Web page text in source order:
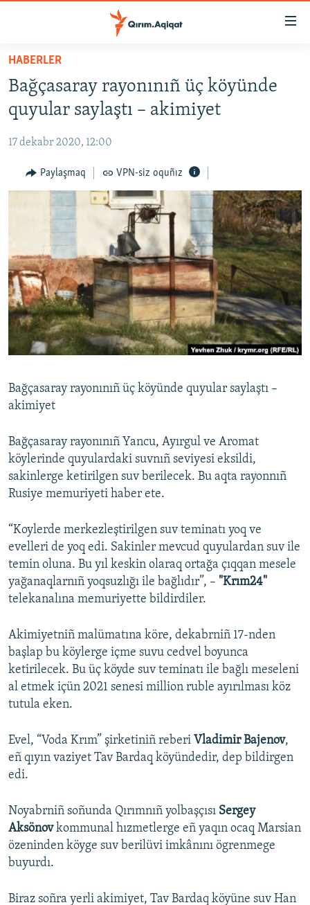
Esas
qaytmaq
Baş
navigatsiyağa
qaytmaq
qaytmaq
SİYASET
İQTİSADİYAT
CEMİYET
MEDENİYET
İNSAN AQLARI
SÜRET
BLOGLAR
FİKİR
Русский
Українською
QOŞULIÑIZ!
RFE/RS bütün saytları
HABERLER
Bağçasaray rayonınıñ üç köyünde
quyular saylaştı – akimiyet
17 dekabr 2020, 12:00
Paylaşmaq VPN-siz oquñız
Bağçasaray rayonınıñ üç köyünde quyular saylaştı –
akimiyet
Bağçasaray rayonınıñ Yancu, Ayırgul ve Aromat
köylerinde quyulardaki suvnıñ seviyesi eksildi,
sakinlerge ketirilgen suv berilecek. Bu aqta rayonnıñ
Rusiye memuriyeti haber ete.
“Koylerde merkezleştirilgen suv teminatı yoq ve
evelleri de yoq edi. Sakinler mevcud quyulardan suv ile
temin oluna. Bu yıl keskin olaraq ortağa çıqqan mesele
yağanaqlarnıñ yoqsuzlığı ile bağlıdır”, – "Krım24"
telekanalına memuriyette bildirdiler.
Akimiyetniñ malümatına köre, dekabrniñ 17-nden
başlap bu köylerge içme suvu cedvel boyunca
ketirilecek. Bu üç köyde suv teminatı ile bağlı meseleni
al etmek içün 2021 senesi million ruble ayırılması köz
tutula eken.
Evel, “Voda Krım” şirketiniñ reberi Vladimir Bajenov,
eñ qıyın vaziyet Tav Bardaq köyündedir, dep bildirgen
edi.
Noyabrniñ soñunda Qırımnıñ yolbaşçısı Sergey
Aksönovkommunal hızmetlerge eñ yaqın ocaq Marsian
özeninden köyge suv berilüvi imkânını ögrenmege
buyurdı.
Biraz soñra yerli akimiyet, Tav Bardaq köyüne suv Han